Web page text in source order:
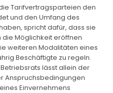
Tarifvertragsparteien den
und den Umfang des
spricht dafür, dass sie
Möglichkeit eröffnen
weiteren Modalitäten eines
Beschäftigte zu regeln.
lässt allein der
Anspruchsbedingungen
Einvernehmens